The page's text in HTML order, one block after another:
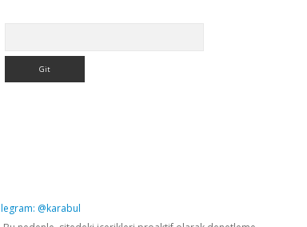
@karabul